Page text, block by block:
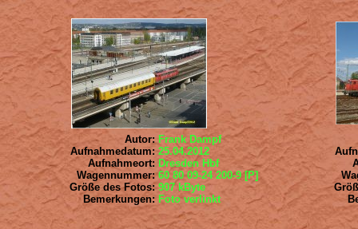
Autor: Frank Dampf
Aufnahmedatum:25.04.2012
Aufnahmeort: Dresden Hbf
Wagennummer:60 80 09-24 200-9 [P]
Größe des Fotos:907 kByte
Bemerkungen: Foto verlinkt